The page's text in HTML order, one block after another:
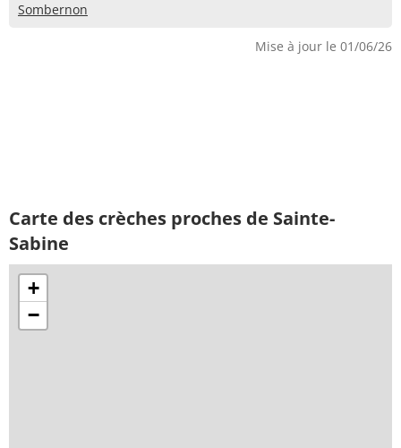
Sombernon
Mise à jour le 01/06/26
Carte des crèches proches de Sainte-
Sabine
+
−